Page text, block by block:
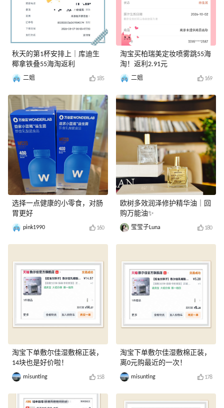
秋天的第1杯安排上｜库迪生
椰拿铁叠55海淘返利
二姐 185
选择一点健康的小零食，对肠
胃更好
pink1990 160
淘宝下单敷尔佳湿敷棉正装，
14块也是好价啦！
misunting 158
淘宝买柏瑞美定妆喷雾跳55海
淘！返利2.91元
二姐 169
欧树多效润泽修护精华油｜回
购万能油✨
莹莹子Luna 180
淘宝下单敷尔佳湿敷棉正装，
离0元购最近的一次！
misunting 178